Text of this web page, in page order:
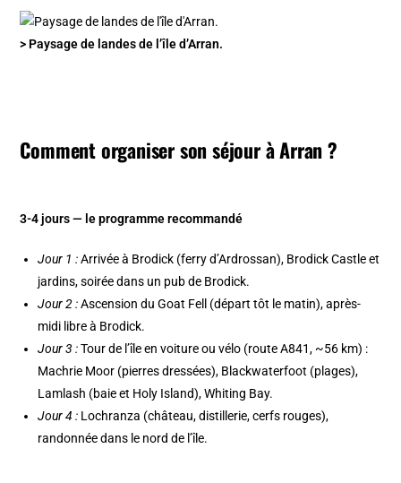
> Paysage de landes de l’île d’Arran.
Comment organiser son séjour à Arran ?
3-4 jours — le programme recommandé
Jour 1 :Arrivée à Brodick (ferry d’Ardrossan), Brodick Castle et
jardins, soirée dans un pub de Brodick.
Jour 2 :Ascension du Goat Fell (départ tôt le matin), après-
midi libre à Brodick.
Jour 3 :Tour de l’île en voiture ou vélo (route A841, ~56 km) :
Machrie Moor (pierres dressées), Blackwaterfoot (plages),
Lamlash (baie et Holy Island), Whiting Bay.
Jour 4 : Lochranza (château, distillerie, cerfs rouges),
randonnée dans le nord de l’île.